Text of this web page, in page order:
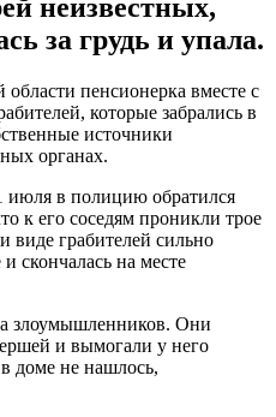
неизвестных,
за грудь и упала.
пенсионерка вместе с
которые забрались в
источники
органах.
июля в полицию обратился
к его соседям проникли трое
виде грабителей сильно
скончалась на месте
злоумышленников. Они
и вымогали у него
доме не нашлось,